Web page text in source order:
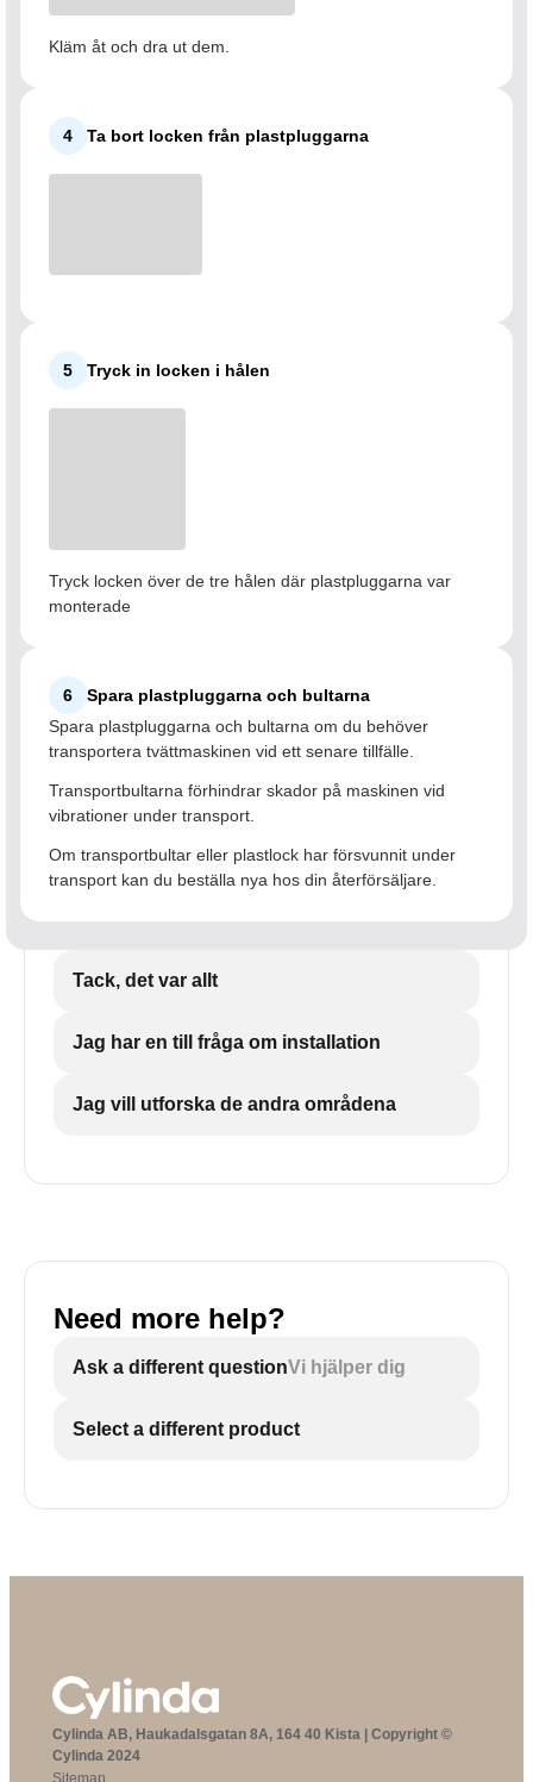
Kläm åt och dra ut dem.
4 Ta bort locken från plastpluggarna
5 Tryck in locken i hålen
Tryck locken över de tre hålen där plastpluggarna var
monterade
6
Spara plastpluggarna och bultarna
Spara plastpluggarna och bultarna om du behöver
transportera tvättmaskinen vid ett senare tillfälle.
Transportbultarna förhindrar skador på maskinen vid
vibrationer under transport.
Om transportbultar eller plastlock har försvunnit under
transport kan du beställa nya hos din återförsäljare.
Tack, det var allt
Jag har en till fråga om installation
Jag vill utforska de andra områdena
Need more help?
Ask a different questionVi hjälper dig
Select a different product
Cylinda AB, Haukadalsgatan 8A, 164 40 Kista | Copyright ©
Cylinda 2024